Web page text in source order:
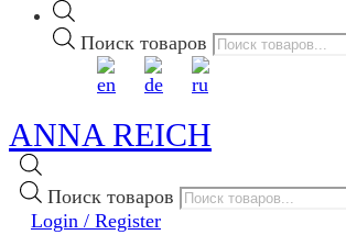
Поиск товаров
ANNA REICH
Поиск товаров
Login / Register